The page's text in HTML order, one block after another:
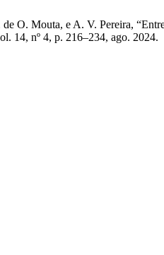
O. Mouta, e A. V. Pereira,
14, nº 4, p. 216–234, ago. 2024.